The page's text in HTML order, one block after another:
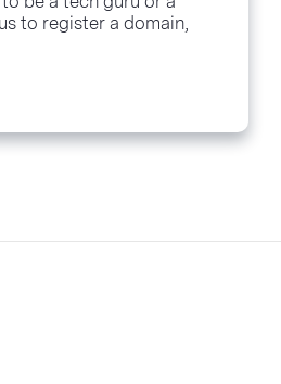
to register a domain,
to protect the value